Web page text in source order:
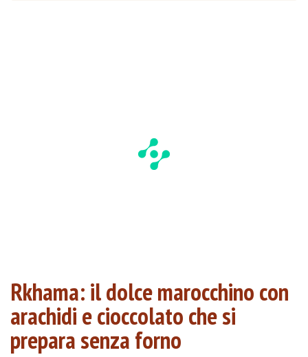
Rkhama: il dolce marocchino con
arachidi e cioccolato che si
prepara senza forno